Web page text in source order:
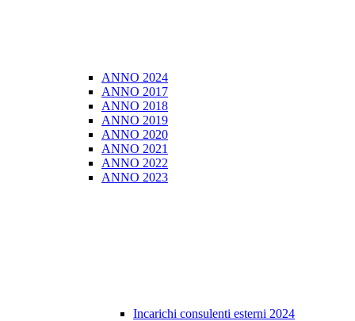
ANNO 2024
ANNO 2017
ANNO 2018
ANNO 2019
ANNO 2020
ANNO 2021
ANNO 2022
ANNO 2023
Incarichi consulenti esterni 2024